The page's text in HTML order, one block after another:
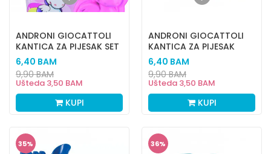
ANDRONI GIOCATTOLI
KANTICA ZA PIJESAK SET
JEDNOROG
6,40 BAM
Ušteda 3,50 BAM
9,90BAM
KUPI
ANDRONI GIOCATTOLI
KANTICA ZA PIJESAK
ŽABICA
6,40 BAM
Ušteda 3,50 BAM
9,90BAM
KUPI
35% 36%